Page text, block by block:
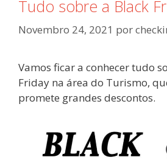
Tudo sobre a Black
Novembro 24, 2021 por
Vamos ficar a conhecer tudo
Friday na área do Turismo,
promete grandes descontos.